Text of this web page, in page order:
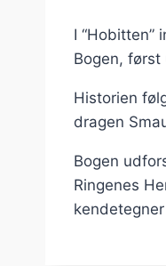
I “Hobitten”
Bogen,
Historien
dragen
Bogen
Ringenes